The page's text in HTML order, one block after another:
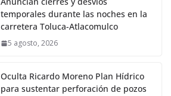
temporales durante las noches en la
carretera Toluca-Atlacomulco
5 agosto, 2026
Oculta Ricardo Moreno Plan Hídrico
para sustentar perforación de pozos